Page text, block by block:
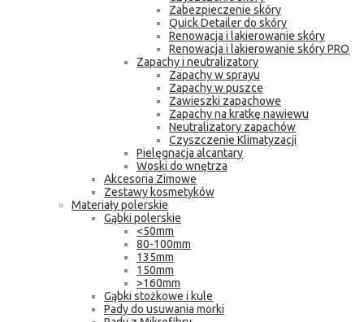
Zabezpieczenie skóry
Quick Detailer do skóry
Renowacja i lakierowanie skóry
Renowacja i lakierowanie skóry PRO
Zapachy i neutralizatory
Zapachy w sprayu
Zapachy w puszce
Zawieszki zapachowe
Zapachy na kratkę nawiewu
Neutralizatory zapachów
Czyszczenie Klimatyzacji
Pielęgnacja alcantary
Woski do wnętrza
Akcesoria Zimowe
Zestawy kosmetyków
Materiały polerskie
Gąbki polerskie
<50mm
80-100mm
135mm
150mm
>160mm
Gąbki stożkowe i kule
Pady do usuwania morki